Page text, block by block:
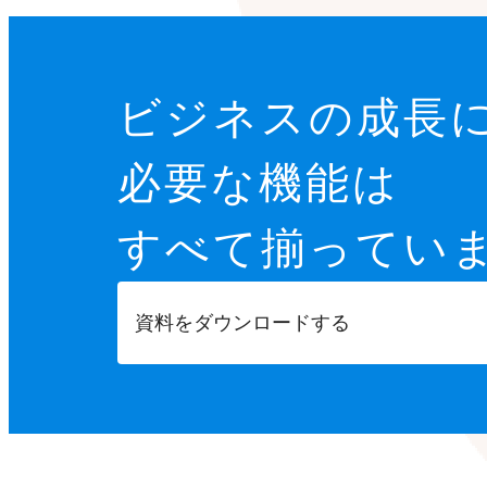
ビジネスの成長
必要な機能は
すべて揃ってい
資料をダウンロードする